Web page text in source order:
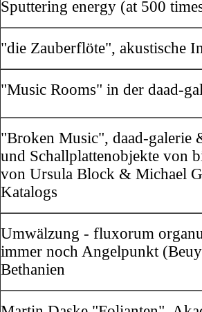
Sputtering energy (at 500
"die Zauberflöte", akustische
"Music Rooms" in der daad-
"Broken Music", daad-galerie
und Schallplattenobjekte von
von Ursula Block & Michael
Katalogs
Umwälzung - fluxorum
immer noch Angelpunkt
Bethanien